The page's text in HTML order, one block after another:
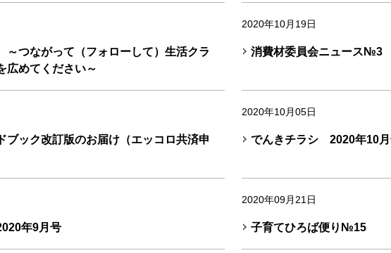
つながって（フォローして）生活クラ
広めてください～
2020年10月19日
消費材委員会ニュース№3
ブック改訂版のお届け（エッコロ共済申
2020年10月05日
でんきチラシ 2020年10
年9月号
2020年09月21日
子育てひろば便り№15